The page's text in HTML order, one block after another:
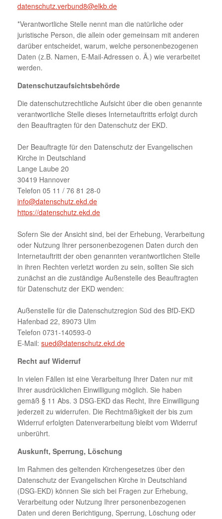
datenschutz.verbund8@elkb.de
*Verantwortliche Stelle nennt man die natürliche oder
juristische Person, die allein oder gemeinsam mit anderen
darüber entscheidet, warum, welche personenbezogenen
Daten (z.B. Namen, E-Mail-Adressen o. Ä.) wie verarbeitet
werden.
Datenschutzaufsichtsbehörde
Die datenschutzrechtliche Aufsicht über die oben genannte
verantwortliche Stelle dieses Internetauftritts erfolgt durch
den Beauftragten für den Datenschutz der EKD.
Der Beauftragte für den Datenschutz der Evangelischen
Kirche in Deutschland
Lange Laube 20
30419 Hannover
Telefon 05 11 / 76 81 28-0
info@datenschutz.ekd.de
https://datenschutz.ekd.de
Sofern Sie der Ansicht sind, bei der Erhebung, Verarbeitung
oder Nutzung Ihrer personenbezogenen Daten durch den
Internetauftritt der oben genannten verantwortlichen Stelle
in ihren Rechten verletzt worden zu sein, sollten Sie sich
zunächst an die zuständige Außenstelle des Beauftragten
für Datenschutz der EKD wenden:
Außenstelle für die Datenschutzregion Süd des BfD-EKD
Hafenbad 22, 89073 Ulm
Telefon 0731-140593-0
E-Mail: sued@datenschutz.ekd.de
Recht auf Widerruf
In vielen Fällen ist eine Verarbeitung Ihrer Daten nur mit
Ihrer ausdrücklichen Einwilligung möglich. Sie haben
gemäß § 11 Abs. 3 DSG-EKD das Recht, Ihre Einwilligung
jederzeit zu widerrufen. Die Rechtmäßigkeit der bis zum
Widerruf erfolgten Datenverarbeitung bleibt vom Widerruf
unberührt.
Auskunft, Sperrung, Löschung
Im Rahmen des geltenden Kirchengesetzes über den
Datenschutz der Evangelischen Kirche in Deutschland
(DSG-EKD) können Sie sich bei Fragen zur Erhebung,
Verarbeitung oder Nutzung Ihrer personenbezogenen
Daten und deren Berichtigung, Sperrung, Löschung oder